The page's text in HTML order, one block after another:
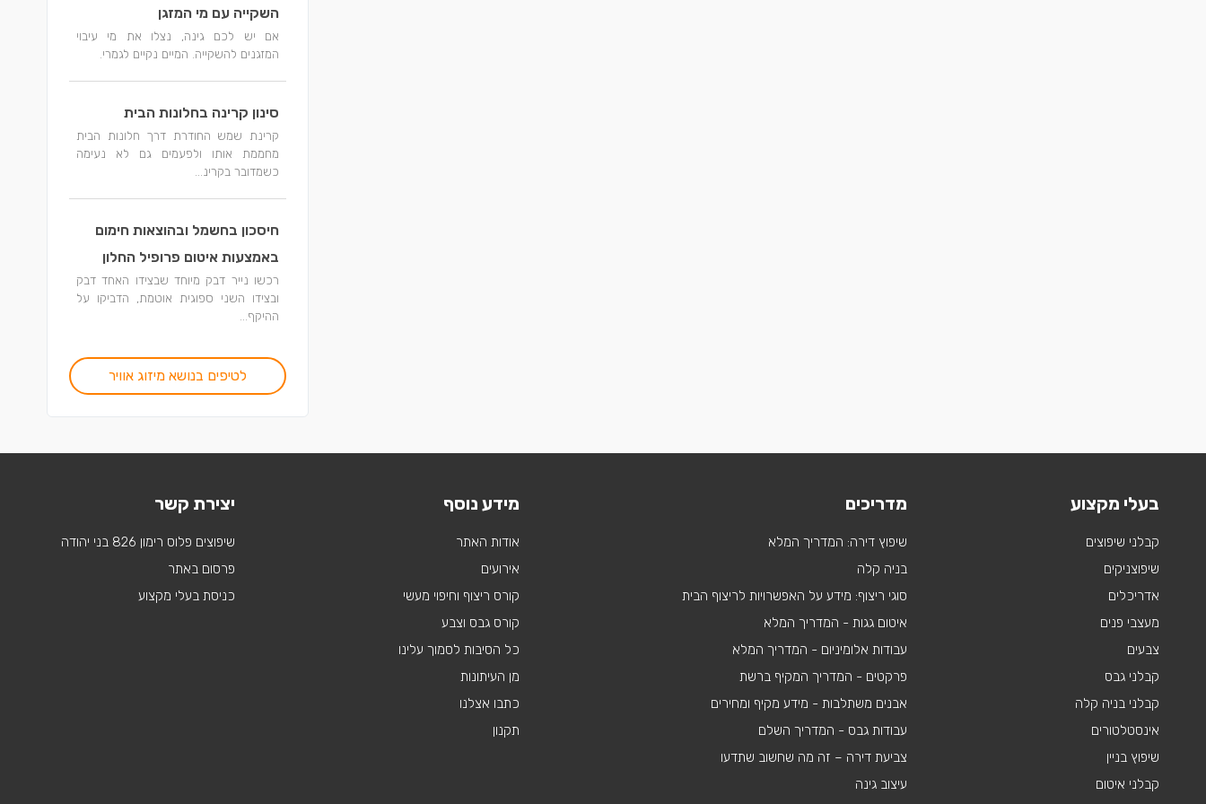
השקייה עם מי המזגן
אם יש לכם גינה, נצלו את מי עיבוי
המזגנים להשקייה. המיים נקיים לגמרי.
סינון קרינה בחלונות הבית
קרינת שמש החודרת דרך חלונות הבית
מחממת אותו ולפעמים גם לא נעימה
כשמדובר בקרינ...
חיסכון בחשמל ובהוצאות חימום
באמצעות איטום פרופיל החלון
רכשו נייר דבק מיוחד שבצידו האחד דבק
ובצידו השני ספוגית אוטמת, הדביקו על
ההיקף...
לטיפים בנושא מיזוג אוויר
בעלי מקצוע
קבלני שיפוצים
שיפוצניקים
אדריכלים
מעצבי פנים
צבעים
קבלני גבס
קבלני בניה קלה
אינסטלטורים
שיפוץ בניין
קבלני איטום
מדריכים
שיפוץ דירה: המדריך המלא
בניה קלה
סוגי ריצוף: מידע על האפשרויות לריצוף הבית
איטום גגות - המדריך המלא
עבודות אלומיניום - המדריך המלא
פרקטים - המדריך המקיף ברשת
אבנים משתלבות - מידע מקיף ומחירים
עבודות גבס - המדריך השלם
צביעת דירה – זה מה שחשוב שתדעו
עיצוב גינה
מידע נוסף
אודות האתר
אירועים
קורס ריצוף וחיפוי מעשי
קורס גבס וצבע
כל הסיבות לסמוך עלינו
מן העיתונות
כתבו אצלנו
תקנון
יצירת קשר
שיפוצים פלוס רימון 826 בני יהודה
פרסום באתר
כניסת בעלי מקצוע